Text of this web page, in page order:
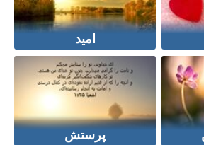
امید
پرستش